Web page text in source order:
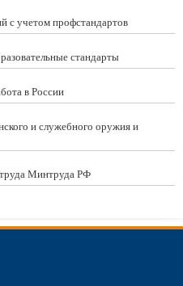
с учетом профстандартов
стандарты
в России
и служебного оружия и
Минтруда РФ